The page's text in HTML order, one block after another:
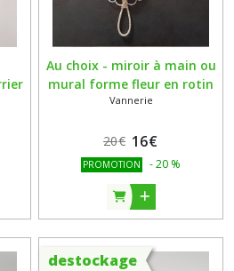
Au choix - miroir à main ou
mural forme fleur en rotin
naturel écru - fait main
Vannerie
20€ 16€
PROMOTION -20 %
destockage